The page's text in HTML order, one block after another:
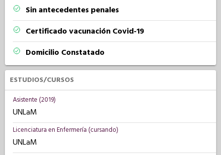
Sin antecedentes penales
Certificado vacunación Covid-19
Domicilio Constatado
ESTUDIOS/CURSOS
Asistente (2019)
UNLaM
Licenciatura en Enfermería (cursando)
UNLaM